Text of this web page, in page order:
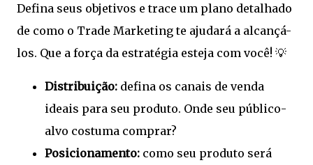
Defina seus objetivos e trace um plano detalhado
de como o Trade Marketing te ajudará a alcançá-
los. Que a força da estratégia esteja com você! 💡
Distribuição: defina os canais de venda
ideais para seu produto. Onde seu público-
alvo costuma comprar?
Posicionamento: como seu produto será